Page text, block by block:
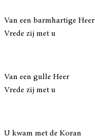
Van een barmhartige Heer
Vrede zij met u
Van een gulle Heer
Vrede zij met u
U kwam met de Koran